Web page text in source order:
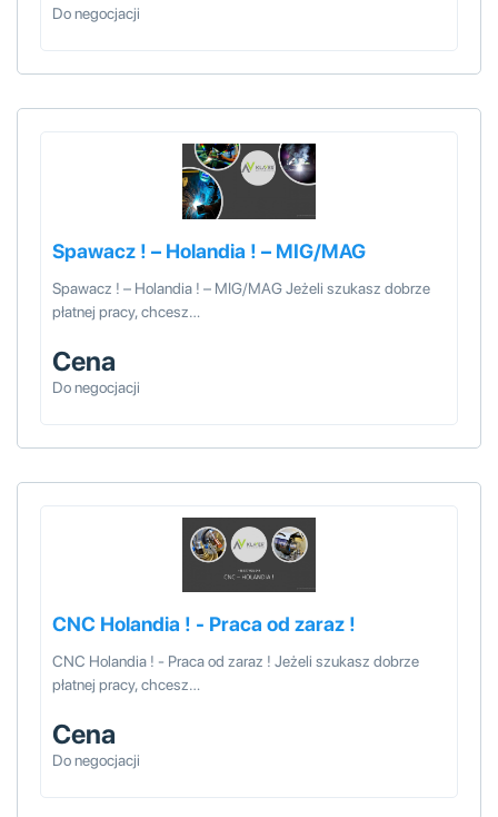
Do negocjacji
Spawacz ! – Holandia ! – MIG/MAG
Spawacz ! – Holandia ! – MIG/MAG Jeżeli szukasz dobrze
płatnej pracy, chcesz…
Cena
Do negocjacji
CNC Holandia ! - Praca od zaraz !
CNC Holandia ! - Praca od zaraz ! Jeżeli szukasz dobrze
płatnej pracy, chcesz…
Cena
Do negocjacji